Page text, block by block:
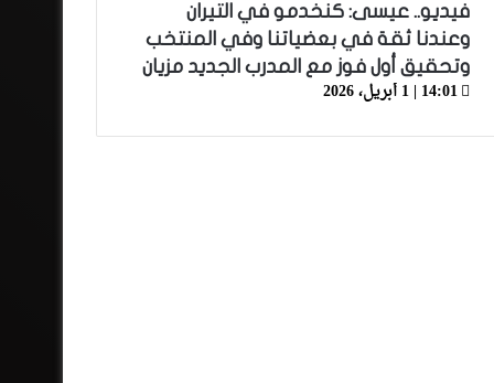
فيديو.. عيسى: كنخدمو في التيران
وعندنا ثقة في بعضياتنا وفي المنتخب
وتحقيق أول فوز مع المدرب الجديد مزيان
14:01 | 1 أبريل، 2026